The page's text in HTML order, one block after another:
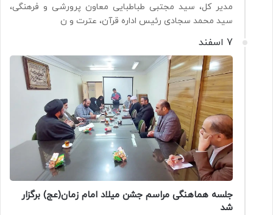
مدیر کل، سید مجتبی طباطبایی معاون پرورشی و فرهنگی،
سید محمد سجادی رئیس اداره قرآن، عترت و ن
7 اسفند
جلسه هماهنگی مراسم جشن میلاد امام زمان(عج) برگزار
شد